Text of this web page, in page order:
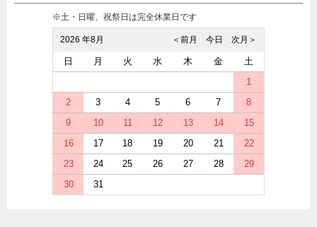
※土・日曜、祝祭日は完全休業日です
2026 年8月 次月＞
今日
＜前月
日 月 火 水 木 金
土
1
2
3 4 5 6 7
8
9
10 11 12 13 14
15
16
17 18 19 20 21
22
23
24 25 26 27 28
29
30
31